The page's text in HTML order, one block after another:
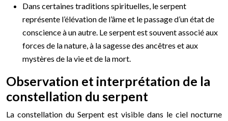
Dans certaines traditions spirituelles, le serpent
représente l’élévation de l’âme et le passage d’un état de
conscience à un autre. Le serpent est souvent associé aux
forces de la nature, à la sagesse des ancêtres et aux
mystères de la vie et de la mort.
Observation et interprétation de la
constellation du serpent
La constellation du Serpent est visible dans le ciel nocturne